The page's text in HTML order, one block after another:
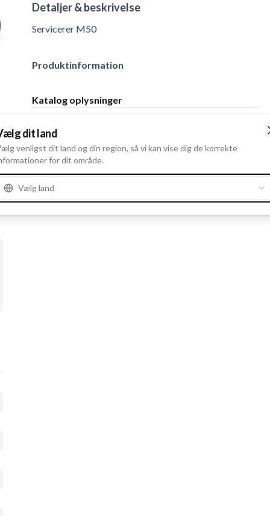
Detaljer & beskrivelse
Servicerer M50
Produktinformation
Katalog oplysninger
dit land
venligst dit land og din region, så vi kan vise dig de korrekte
for dit område.
Vælg land